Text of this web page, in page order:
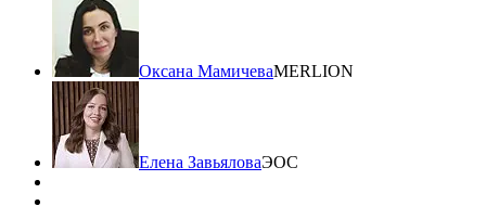
Оксана МамичеваMERLION
Елена ЗавьяловаЭОС